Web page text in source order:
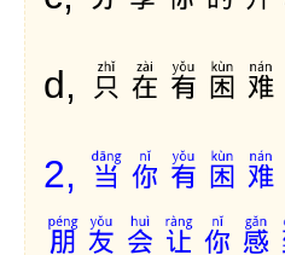
d, 只在有困
2, 当你有困
朋友会让你感